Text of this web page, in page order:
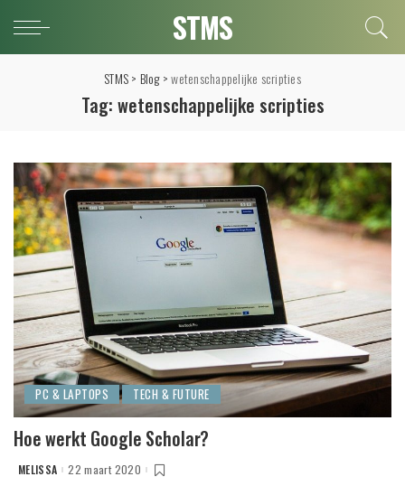
STMS
STMS> Blog>wetenschappelijke scripties
Tag: wetenschappelijke scripties
PC & LAPTOPS TECH & FUTURE
Hoe werkt Google Scholar?
POSTED
MELISSA 22 maart 2020